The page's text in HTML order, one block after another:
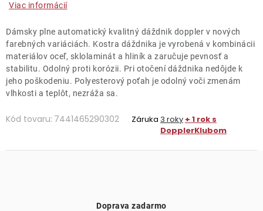
Viac informácií
Dámsky plne automatický kvalitný dáždnik doppler v nových
farebných variáciách. Kostra dáždnika je vyrobená v kombinácii
materiálov oceľ, sklolaminát a hliník a zaručuje pevnosť a
stabilitu. Odolný proti korózii. Pri otočení dáždnika nedôjde k
jeho poškodeniu. Polyesterový poťah je odolný voči zmenám
vlhkosti a teplôt, nezráža sa.
Kód tovaru: 7441465290302 Záruka 3 roky + 1 rok s
DopplerKlubom
Doprava zadarmo